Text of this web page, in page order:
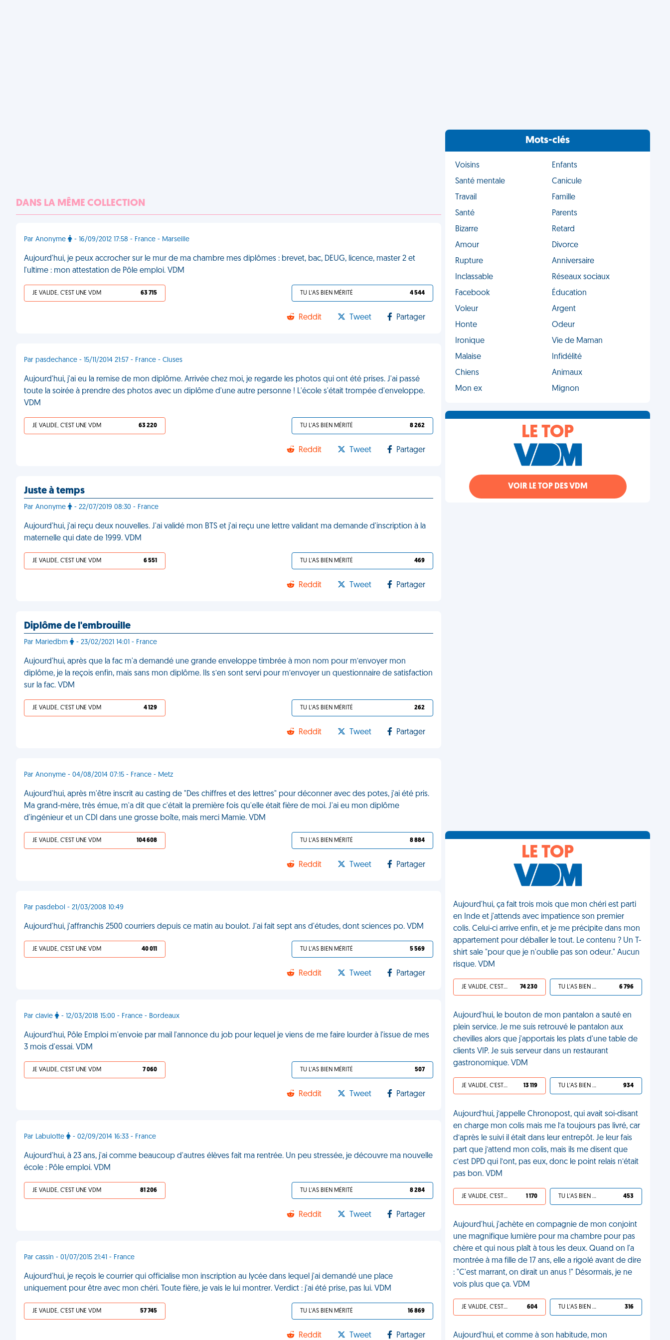
DANS LA MÊME COLLECTION
Par Anonyme - 16/09/2012 17:58 - France - Marseille
Aujourd'hui, je peux accrocher sur le mur de ma chambre mes diplômes : brevet, bac, DEUG, licence, master 2 et
l'ultime : mon attestation de Pôle emploi. VDM
JE VALIDE, C'EST UNE VDM 63 715 TU L'AS BIEN MÉRITÉ 4 544
Reddit Tweet Partager
Par pasdechance - 15/11/2014 21:57 - France - Cluses
Aujourd'hui, j'ai eu la remise de mon diplôme. Arrivée chez moi, je regarde les photos qui ont été prises. J'ai passé
toute la soirée à prendre des photos avec un diplôme d'une autre personne ! L'école s'était trompée d'enveloppe.
VDM
JE VALIDE, C'EST UNE VDM 63 220 TU L'AS BIEN MÉRITÉ 8 262
Reddit Tweet Partager
Juste à temps
Par Anonyme - 22/07/2019 08:30 - France
Aujourd'hui, j'ai reçu deux nouvelles. J'ai validé mon BTS et j'ai reçu une lettre validant ma demande d'inscription à la
maternelle qui date de 1999. VDM
JE VALIDE, C'EST UNE VDM 6 551 TU L'AS BIEN MÉRITÉ 469
Reddit Tweet Partager
Diplôme de l'embrouille
Par Mariedbm - 23/02/2021 14:01 - France
Aujourd'hui, après que la fac m'a demandé une grande enveloppe timbrée à mon nom pour m’envoyer mon
diplôme, je la reçois enfin, mais sans mon diplôme. Ils s’en sont servi pour m’envoyer un questionnaire de satisfaction
sur la fac. VDM
JE VALIDE, C'EST UNE VDM 4 129 TU L'AS BIEN MÉRITÉ 262
Reddit Tweet Partager
Par Anonyme - 04/08/2014 07:15 - France - Metz
Aujourd'hui, après m'être inscrit au casting de "Des chiffres et des lettres" pour déconner avec des potes, j'ai été pris.
Ma grand-mère, très émue, m'a dit que c'était la première fois qu'elle était fière de moi. J'ai eu mon diplôme
d'ingénieur et un CDI dans une grosse boîte, mais merci Mamie. VDM
JE VALIDE, C'EST UNE VDM 104 608 TU L'AS BIEN MÉRITÉ 8 884
Reddit Tweet Partager
Par pasdebol - 21/03/2008 10:49
Aujourd'hui, j'affranchis 2500 courriers depuis ce matin au boulot. J'ai fait sept ans d'études, dont sciences po. VDM
JE VALIDE, C'EST UNE VDM 40 011 TU L'AS BIEN MÉRITÉ 5 569
Reddit Tweet Partager
Par clavie - 12/03/2018 15:00 - France - Bordeaux
Aujourd'hui, Pôle Emploi m'envoie par mail l'annonce du job pour lequel je viens de me faire lourder à l'issue de mes
3 mois d'essai. VDM
JE VALIDE, C'EST UNE VDM 7 060 TU L'AS BIEN MÉRITÉ 507
Reddit Tweet Partager
Par Labulotte - 02/09/2014 16:33 - France
Aujourd'hui, à 23 ans, j'ai comme beaucoup d'autres élèves fait ma rentrée. Un peu stressée, je découvre ma nouvelle
école : Pôle emploi. VDM
JE VALIDE, C'EST UNE VDM 81 206 TU L'AS BIEN MÉRITÉ 8 284
Reddit Tweet Partager
Par cassin - 01/07/2015 21:41 - France
Aujourd'hui, je reçois le courrier qui officialise mon inscription au lycée dans lequel j'ai demandé une place
uniquement pour être avec mon chéri. Toute fière, je vais le lui montrer. Verdict : j'ai été prise, pas lui. VDM
JE VALIDE, C'EST UNE VDM 57 745 TU L'AS BIEN MÉRITÉ 16 869
Reddit Tweet Partager
Mots-clés
Voisins
Enfants
Santé mentale
Canicule
Travail
Famille
Santé
Parents
Bizarre
Retard
Amour
Divorce
Rupture
Anniversaire
Inclassable
Réseaux sociaux
Facebook
Éducation
Voleur
Argent
Honte
Odeur
Ironique
Vie de Maman
Malaise
Infidélité
Chiens
Animaux
Mon ex
Mignon
LE TOP
VOIR LE TOP DES VDM
LE TOP
Aujourd'hui, ça fait trois mois que mon chéri est parti
en Inde et j'attends avec impatience son premier
colis. Celui-ci arrive enfin, et je me précipite dans mon
appartement pour déballer le tout. Le contenu ? Un T-
shirt sale "pour que je n'oublie pas son odeur." Aucun
risque. VDM
JE VALIDE, C'EST UNE VDM 74 230 TU L'AS BIEN MÉRITÉ 6 796
Aujourd'hui, le bouton de mon pantalon a sauté en
plein service. Je me suis retrouvé le pantalon aux
chevilles alors que j'apportais les plats d'une table de
clients VIP. Je suis serveur dans un restaurant
gastronomique. VDM
JE VALIDE, C'EST UNE VDM 13 119 TU L'AS BIEN MÉRITÉ 934
Aujourd’hui, j’appelle Chronopost, qui avait soi-disant
en charge mon colis mais me l’a toujours pas livré, car
d’après le suivi il était dans leur entrepôt. Je leur fais
part que j’attend mon colis, mais ils me disent que
c’est DPD qui l’ont, pas eux, donc le point relais n’était
pas bon. VDM
JE VALIDE, C'EST UNE VDM 1 170 TU L'AS BIEN MÉRITÉ 453
Aujourd'hui, j'achète en compagnie de mon conjoint
une magnifique lumière pour ma chambre pour pas
chère et qui nous plaît à tous les deux. Quand on l'a
montrée à ma fille de 17 ans, elle a rigolé avant de dire
: "C'est marrant, on dirait un anus !" Désormais, je ne
vois plus que ça. VDM
JE VALIDE, C'EST UNE VDM 604 TU L'AS BIEN MÉRITÉ 316
Aujourd'hui, et comme à son habitude, mon